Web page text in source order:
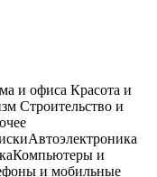
и офиса Красота и
Строительство и
Автоэлектроника
Компьютеры и
и мобильные